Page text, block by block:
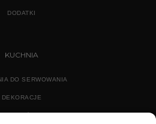
DODATKI
KUCHNIA
DO SERWOWANIA
DEKORACJE